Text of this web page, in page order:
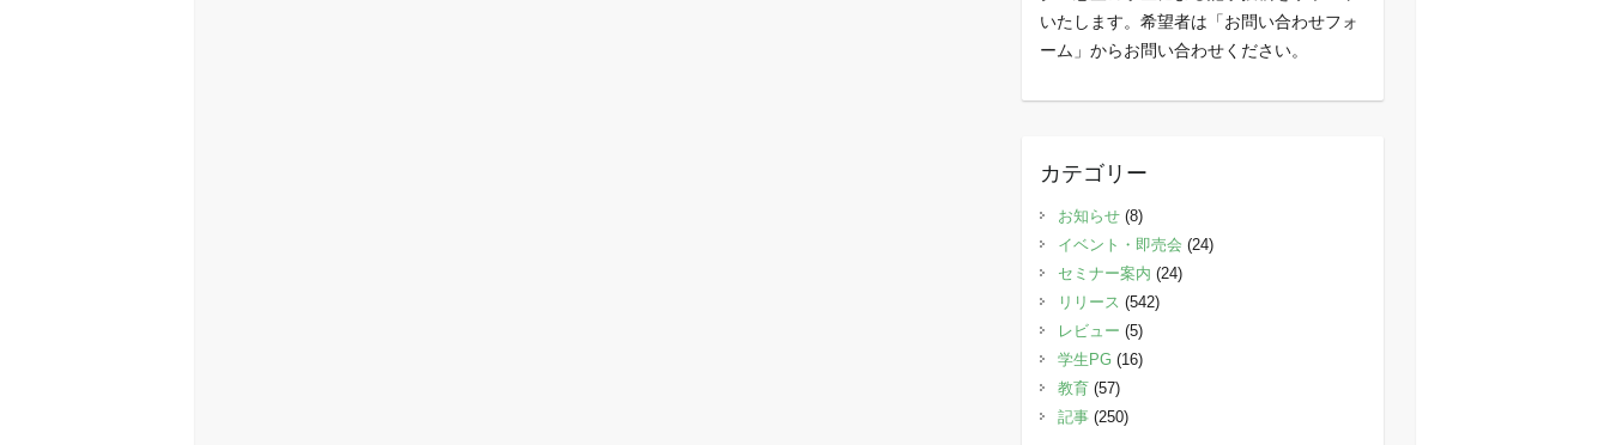
いたします。希望者は「お問い合わせフォ
ーム」からお問い合わせください。
カテゴリー
お知らせ(8)
イベント・即売会 (24)
セミナー案内 (24)
リリース (542)
レビュー (5)
学生PG(16)
教育(57)
記事(250)